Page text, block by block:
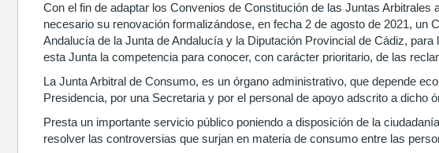
Con el fin de adaptar los Convenios de Constitución de las Juntas
necesario su renovación formalizándose, en fecha 2 de agosto de 2021,
Andalucía de la Junta de Andalucía y la Diputación Provincial de Cádiz,
esta Junta la competencia para conocer, con carácter prioritario, de las
La Junta Arbitral de Consumo, es un órgano administrativo, que depende
Presidencia, por una Secretaria y por el personal de apoyo adscrito a dicho
Presta un importante servicio público poniendo a disposición de la
resolver las controversias que surjan en materia de consumo entre las